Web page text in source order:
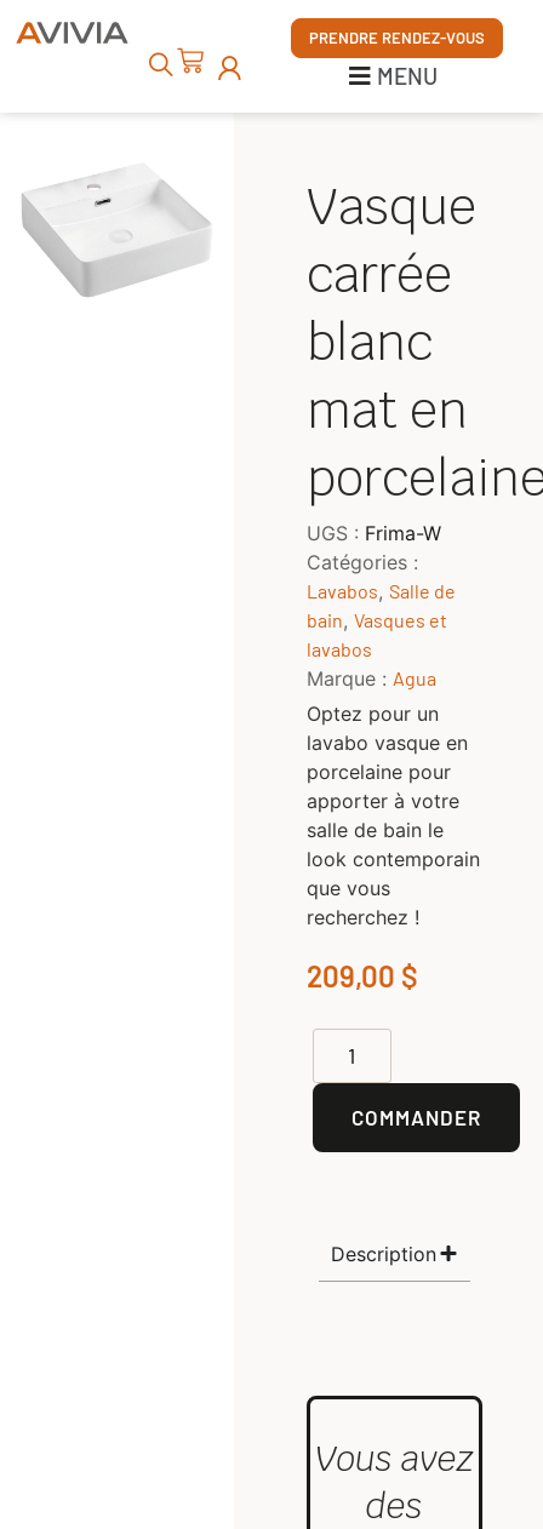
PRENDRE RENDEZ-VOUS
MENU
MENU
Vasque
carrée
blanc
mat en
UGS : Frima-W
Catégories :
Lavabos, Salle de
bain, Vasques et
lavabos
Marque : Agua
Optez pour un
lavabo vasque en
porcelaine pour
apporter à votre
salle de bain le
look contemporain
que vous
recherchez !
209,00 $
COMMANDER
Description
Vous avez
des